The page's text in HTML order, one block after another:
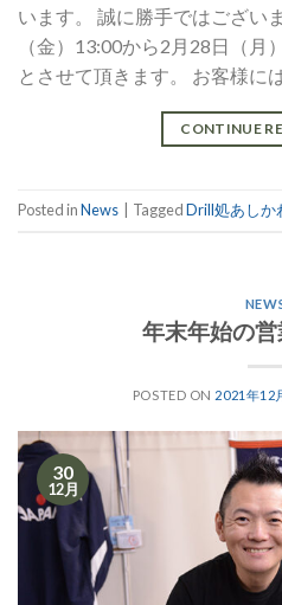
います。 誠に勝手ではござい
（金）13:00から2月28日（月
とさせて頂きます。 お客様に
CONTINUE
Posted inNews TaggedDrill処あしか
年末年始の
POSTED ON 2021年12
30
12月